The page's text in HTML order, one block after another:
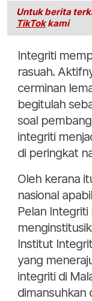
Untuk berita
TikTokkami
Integriti
rasuah.
cerminan
begitulah
soal
integriti
di peringkat
Oleh kerana
nasional
Pelan Integriti
Institut
yang
integriti di
dimansuhkan